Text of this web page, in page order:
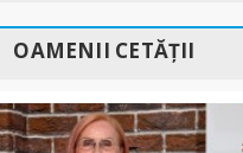
OAMENII CETĂȚII